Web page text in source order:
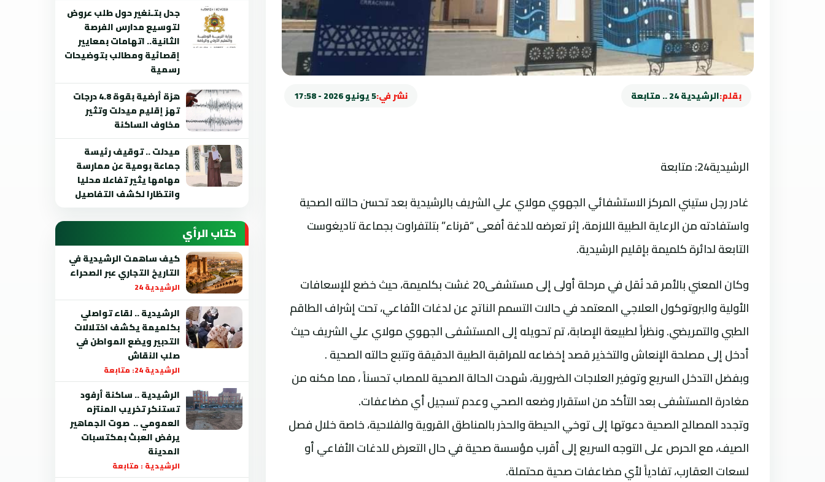
بقلم:الرشيدية 24 .. متابعة نشر في:5 يونيو 2026 - 17:58
الرشيدية24: متابعة
غادر رجل ستيني المركز الاستشفائي الجهوي مولاي علي الشريف بالرشيدية بعد تحسن حالته الصحية
واستفادته من الرعاية الطبية اللازمة، إثر تعرضه للدغة أفعى “قرناء” بتلتفراوت بجماعة تاديغوست
التابعة لدائرة كلميمة بإقليم الرشيدية.
وكان المعني بالأمر قد نُقل في مرحلة أولى إلى مستشفى20 غشت بكلميمة، حيث خضع للإسعافات
الأولية والبروتوكول العلاجي المعتمد في حالات التسمم الناتج عن لدغات الأفاعي، تحت إشراف الطاقم
الطبي والتمريضي. ونظراً لطبيعة الإصابة، تم تحويله إلى المستشفى الجهوي مولاي علي الشريف حيث
أدخل إلى مصلحة الإنعاش والتخذير قصد إخضاعه للمراقبة الطبية الدقيقة وتتبع حالته الصحية .
وبفضل التدخل السريع وتوفير العلاجات الضرورية، شهدت الحالة الصحية للمصاب تحسناً ، مما مكنه من
مغادرة المستشفى بعد التأكد من استقرار وضعه الصحي وعدم تسجيل أي مضاعفات.
وتجدد المصالح الصحية دعوتها إلى توخي الحيطة والحذر بالمناطق القروية والفلاحية، خاصة خلال فصل
الصيف، مع الحرص على التوجه السريع إلى أقرب مؤسسة صحية في حال التعرض للدغات الأفاعي أو
لسعات العقارب، تفادياً لأي مضاعفات صحية محتملة.
جدل بتـنغير حول طلب عروض
لتوسيع مدارس الفرصة
الثانية.. اتهامات بمعايير
إقصائية ومطالب بتوضيحات
رسمية
هزة أرضية بقوة 4.8 درجات
تهز إقليم ميدلت وتثير
مخاوف الساكنة
ميدلت .. توقيف رئيسة
جماعة بومية عن ممارسة
مهامها يثير تفاعلا محليا
وانتظارا لكشف التفاصيل
كتاب الرأي
كيف ساهمت الرشيدية في
التاريخ التجاري عبر الصحراء
الرشيدية 24
الرشيدية .. لقاء تواصلي
بكلميمة يكشف اختلالات
التدبير ويضع المواطن في
صلب النقاش
الرشيدية 24: متابعة
الرشيدية .. ساكنة أرفود
تستنكر تخريب المنتزه
العمومي .. صوت الجماهير
يرفض العبث بمكتسبات
المدينة
الرشيدية : متابعة